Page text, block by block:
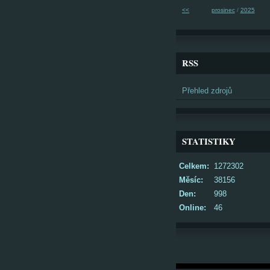
<< prosinec/ 2025
RSS
Přehled zdrojů
STATISTIKY
Online: 46
Celkem:
1272302
Měsíc:
38156
Den:
998